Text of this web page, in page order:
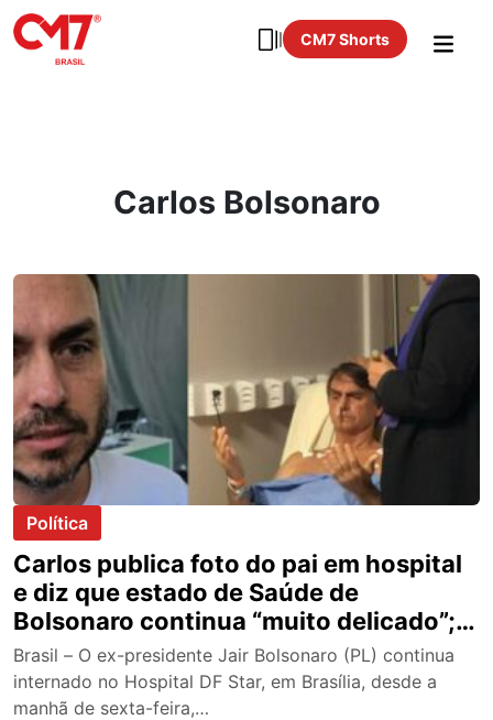
CM7 Shorts
Carlos Bolsonaro
Política
Carlos publica foto do pai em hospital
e diz que estado de Saúde de
Bolsonaro continua “muito delicado”;
veja
Brasil – O ex-presidente Jair Bolsonaro (PL) continua
internado no Hospital DF Star, em Brasília, desde a
manhã de sexta-feira,…